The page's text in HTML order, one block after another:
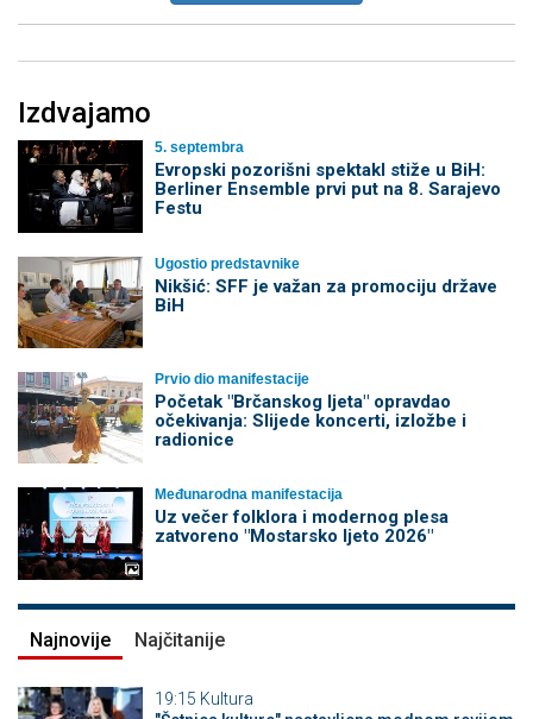
Izdvajamo
5. septembra
Evropski pozorišni spektakl stiže u BiH:
Berliner Ensemble prvi put na 8. Sarajevo
Festu
Ugostio predstavnike
Nikšić: SFF je važan za promociju države
BiH
Prvio dio manifestacije
Početak "Brčanskog ljeta" opravdao
očekivanja: Slijede koncerti, izložbe i
radionice
Međunarodna manifestacija
Uz večer folklora i modernog plesa
zatvoreno "Mostarsko ljeto 2026"
Najnovije Najčitanije
19:15 Kultura